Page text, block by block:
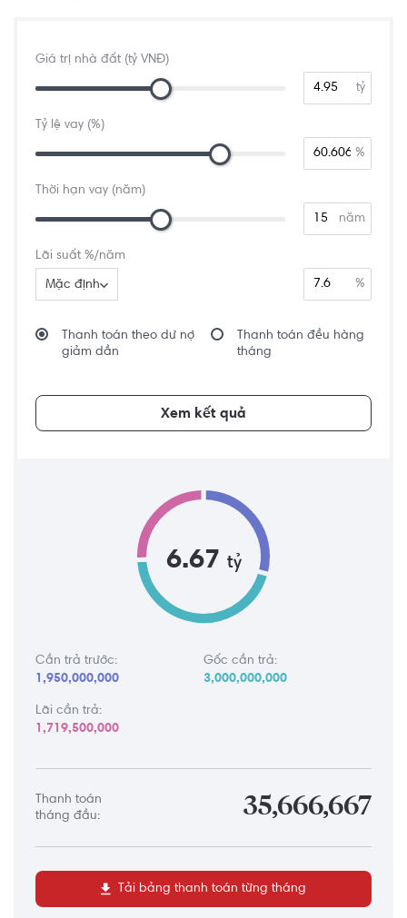
Giá trị nhà đất (tỷ VNĐ)
tỷ
Tỷ lệ vay (%)
%
Thời hạn vay (năm)
năm
Lãi suất %/năm
Mặc định %
Thanh toán theo dư nợ
giảm dần
Thanh toán đều hàng
tháng
Xem kết quả
6.67 tỷ
Cần trả trước:
1,950,000,000
Gốc cần trả:
3,000,000,000
Lãi cần trả:
1,719,500,000
Thanh toán
tháng đầu:
35,666,667
Tải bảng thanh toán từng tháng